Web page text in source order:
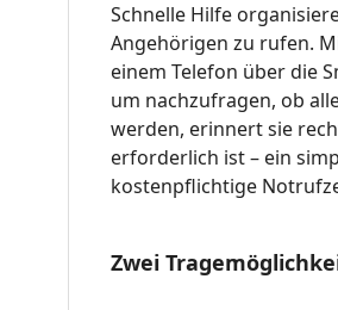
Schnelle Hilfe
Angehörigen zu rufen.
einem Telefon über die
um nachzufragen, ob
werden, erinnert sie
erforderlich ist – ein
kostenpflichtige
Zwei